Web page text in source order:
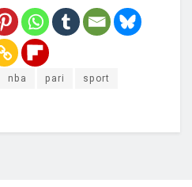
nba pari sport